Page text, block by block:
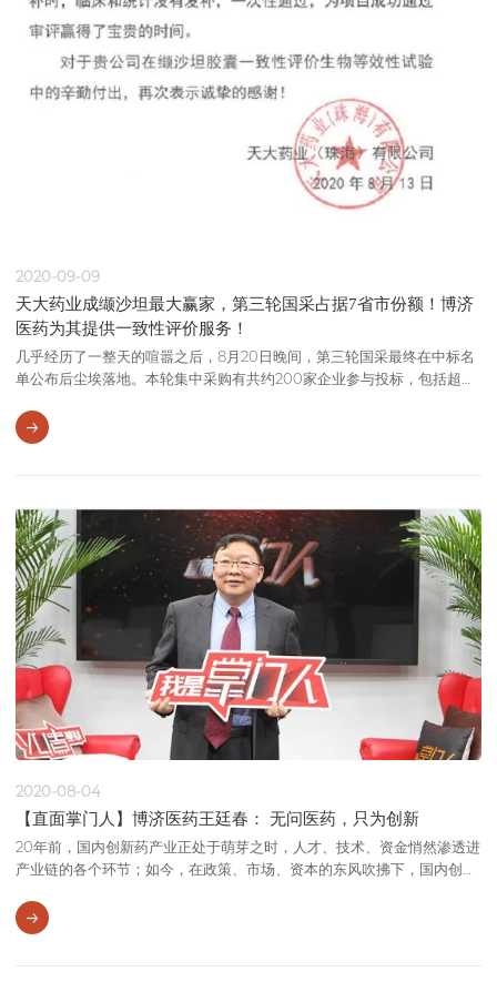
2020-09-09
天大药业成缬沙坦最大赢家，第三轮国采占据7省市份额！博济
医药为其提供一致性评价服务！
几乎经历了一整天的喧嚣之后，8月20日晚间，第三轮国采最终在中标名
单公布后尘埃落地。本轮集中采购有共约200家企业参与投标，包括超过
总和。 从品种上看，包括糖尿病、高血压以及精神疾病等细分领域竞争十
分激烈，仅缬沙坦胶囊/片就有7家企业参与报价，最终中标5家。而由博
云南、新疆（含兵团）7省市的市场份额。
2020-08-04
【直面掌门人】博济医药王廷春： 无问医药，只为创新
20年前，国内创新药产业正处于萌芽之时，人才、技术、资金悄然渗透进
产业链的各个环节；如今，在政策、市场、资本的东风吹拂下，国内创新
国药企、新冠疫苗研发领跑国际市场……而创新加速度背后，CRO（医药
研发合同外包服务机构）公司犹如“隐形发动机”，为产业欣欣向荣注入源